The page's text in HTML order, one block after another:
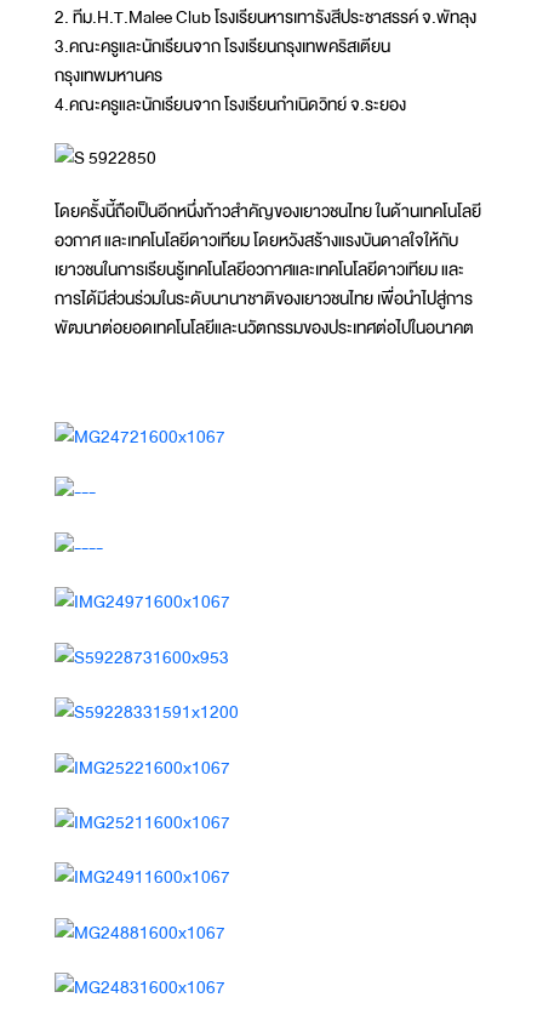
2. ทีม.H.T.Malee Club โรงเรียนหารเทารังสีประชาสรรค์ จ.พัทลุง
3.คณะครูและนักเรียนจาก โรงเรียนกรุงเทพคริสเตียน
กรุงเทพมหานคร
4.คณะครูและนักเรียนจาก โรงเรียนกำเนิดวิทย์ จ.ระยอง
โดยครั้งนี้ถือเป็นอีกหนึ่งก้าวสำคัญของเยาวชนไทย ในด้านเทคโนโลยี
อวกาศ และเทคโนโลยีดาวเทียม โดยหวังสร้างแรงบันดาลใจให้กับ
เยาวชนในการเรียนรู้เทคโนโลยีอวกาศและเทคโนโลยีดาวเทียม และ
การได้มีส่วนร่วมในระดับนานาชาติของเยาวชนไทย เพื่อนำไปสู่การ
พัฒนาต่อยอดเทคโนโลยีและนวัตกรรมของประเทศต่อไปในอนาคต